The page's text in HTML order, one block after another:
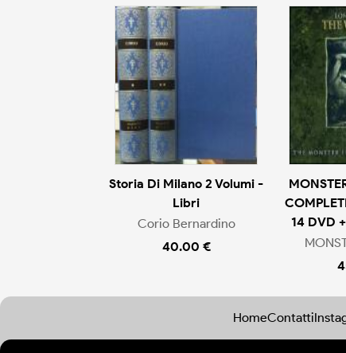
Storia Di Milano 2 Volumi -
Libri
Corio Bernardino
40.00 €
14 DVD
HomeContatti